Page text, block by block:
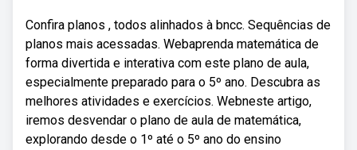
Confira planos , todos alinhados à bncc. Sequências de
planos mais acessadas. Webaprenda matemática de
forma divertida e interativa com este plano de aula,
especialmente preparado para o 5º ano. Descubra as
melhores atividades e exercícios. Webneste artigo,
iremos desvendar o plano de aula de matemática,
explorando desde o 1º até o 5º ano do ensino